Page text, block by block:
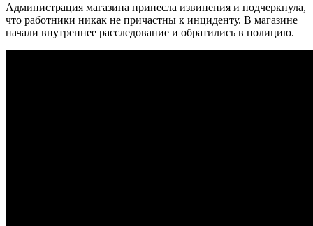
Администрация магазина принесла извинения и подчеркнула,
что работники никак не причастны к инциденту. В магазине
начали внутреннее расследование и обратились в полицию.